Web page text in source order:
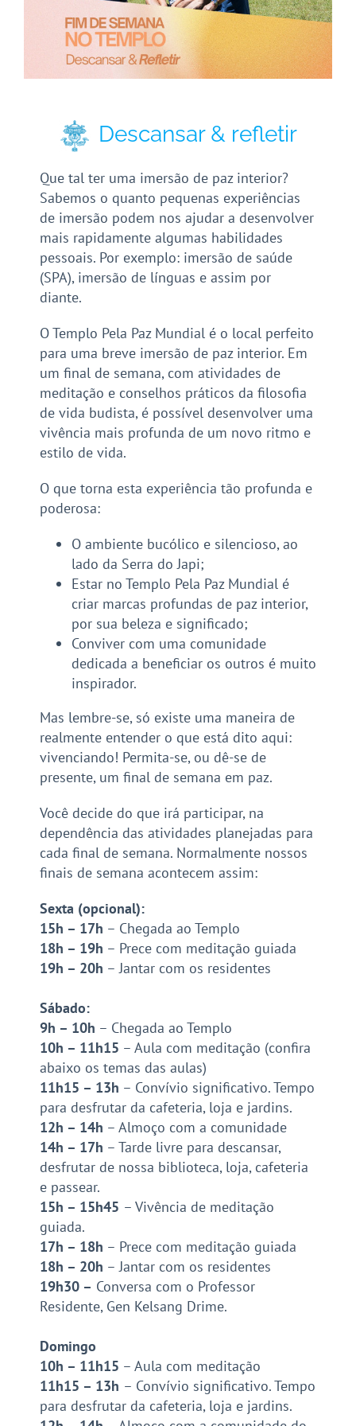
Descansar & refletir
Que tal ter uma imersão de paz interior?
Sabemos o quanto pequenas experiências
de imersão podem nos ajudar a desenvolver
mais rapidamente algumas habilidades
pessoais. Por exemplo: imersão de saúde
(SPA), imersão de línguas e assim por
diante.
O Templo Pela Paz Mundial é o local perfeito
para uma breve imersão de paz interior. Em
um final de semana, com atividades de
meditação e conselhos práticos da filosofia
de vida budista, é possível desenvolver uma
vivência mais profunda de um novo ritmo e
estilo de vida.
O que torna esta experiência tão profunda e
poderosa:
O ambiente bucólico e silencioso, ao
lado da Serra do Japi;
Estar no Templo Pela Paz Mundial é
criar marcas profundas de paz interior,
por sua beleza e significado;
Conviver com uma comunidade
dedicada a beneficiar os outros é muito
inspirador.
Mas lembre-se, só existe uma maneira de
realmente entender o que está dito aqui:
vivenciando! Permita-se, ou dê-se de
presente, um final de semana em paz.
Você decide do que irá participar, na
dependência das atividades planejadas para
cada final de semana. Normalmente nossos
finais de semana acontecem assim:
Sexta (opcional):
15h – 17h – Chegada ao Templo
18h – 19h – Prece com meditação guiada
19h – 20h – Jantar com os residentes
Sábado:
9h – 10h – Chegada ao Templo
10h – 11h15 – Aula com meditação (confira
abaixo os temas das aulas)
11h15 – 13h – Convívio significativo. Tempo
para desfrutar da cafeteria, loja e jardins.
12h – 14h – Almoço com a comunidade
14h – 17h – Tarde livre para descansar,
desfrutar de nossa biblioteca, loja, cafeteria
e passear.
15h – 15h45 – Vivência de meditação
guiada.
17h – 18h – Prece com meditação guiada
18h – 20h – Jantar com os residentes
19h30 – Conversa com o Professor
Residente, Gen Kelsang Drime.
Domingo
10h – 11h15 – Aula com meditação
11h15 – 13h – Convívio significativo. Tempo
para desfrutar da cafeteria, loja e jardins.